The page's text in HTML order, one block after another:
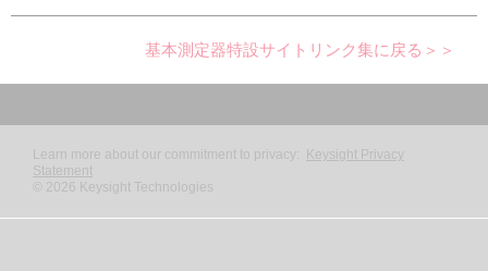
基本測定器特設サイトリンク集に戻る＞＞
Learn more about our commitment to privacy:
Keysight Privacy
Statement
2026 Keysight Technologies